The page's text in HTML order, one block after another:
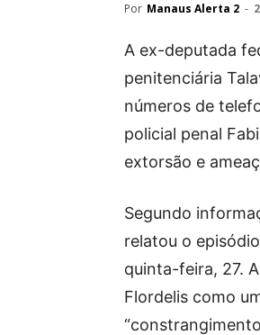
Por Manaus Alerta 2 -
A ex-deputada
penitenciária
números de
policial penal
extorsão e
Segundo
relatou o
quinta-feira, 27.
Flordelis como